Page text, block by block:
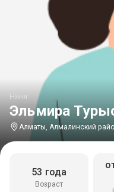
Эльмира
Няня
Алматы, Алмалинский
Возраст
53 года